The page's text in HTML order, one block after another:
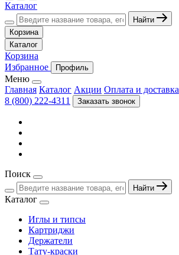
Каталог
Найти
Корзина
Каталог
Корзина
Избранное
Профиль
Меню
Главная Каталог Акции Оплата и доставка
8 (800) 222-4311
Заказать звонок
Поиск
Найти
Каталог
Иглы и типсы
Картриджи
Держатели
Тату-краски